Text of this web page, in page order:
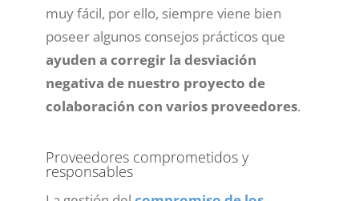
muy fácil, por ello, siempre viene bien
poseer algunos consejos prácticos que
ayuden a corregir la desviación
negativa de nuestro proyecto de
colaboración con varios proveedores.
Proveedores comprometidos y
responsables